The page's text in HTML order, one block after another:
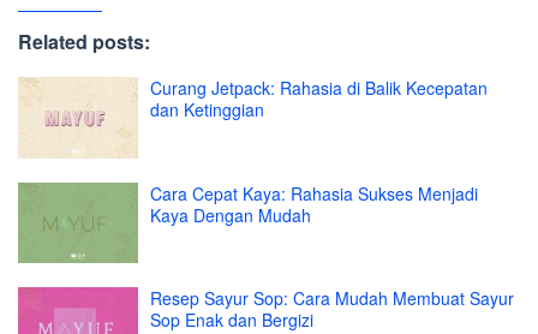
Related posts:
Curang Jetpack: Rahasia di Balik Kecepatan
dan Ketinggian
Cara Cepat Kaya: Rahasia Sukses Menjadi
Kaya Dengan Mudah
Resep Sayur Sop: Cara Mudah Membuat Sayur
Sop Enak dan Bergizi